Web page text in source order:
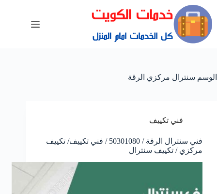
الوسم سنترال مركزي الرقة
فني تكييف
فني سنترال الرقة / 50301080 / فني تكييف/ تكييف
مركزي / تكييف سنترال